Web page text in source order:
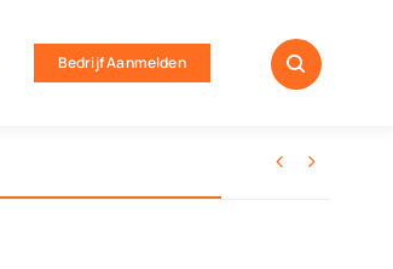
Bedrijf Aanmelden
 